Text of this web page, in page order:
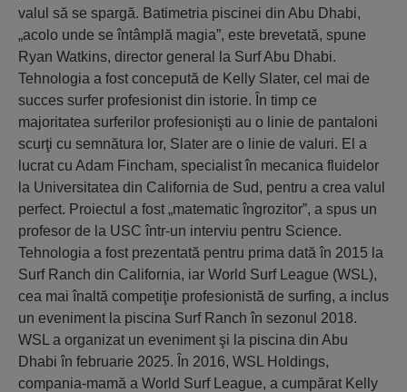
valul să se spargă. Batimetria piscinei din Abu Dhabi,
„acolo unde se întâmplă magia”, este brevetată, spune
Ryan Watkins, director general la Surf Abu Dhabi.
Tehnologia a fost concepută de Kelly Slater, cel mai de
succes surfer profesionist din istorie. În timp ce
majoritatea surferilor profesionişti au o linie de pantaloni
scurţi cu semnătura lor, Slater are o linie de valuri. El a
lucrat cu Adam Fincham, specialist în mecanica fluidelor
la Universitatea din California de Sud, pentru a crea valul
perfect. Proiectul a fost „matematic îngrozitor”, a spus un
profesor de la USC într-un interviu pentru Science.
Tehnologia a fost prezentată pentru prima dată în 2015 la
Surf Ranch din California, iar World Surf League (WSL),
cea mai înaltă competiţie profesionistă de surfing, a inclus
un eveniment la piscina Surf Ranch în sezonul 2018.
WSL a organizat un eveniment şi la piscina din Abu
Dhabi în februarie 2025. În 2016, WSL Holdings,
compania-mamă a World Surf League, a cumpărat Kelly